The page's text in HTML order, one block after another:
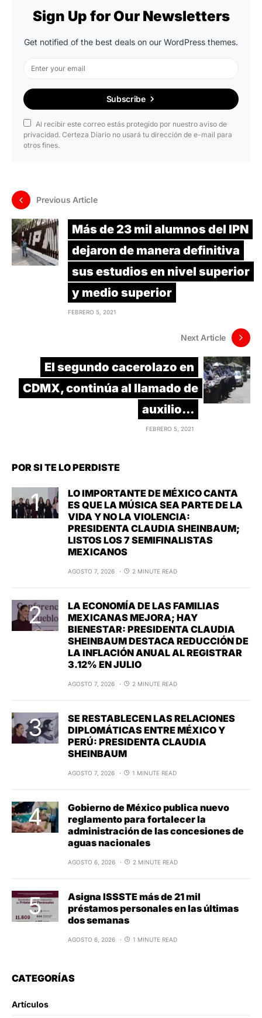
Sign Up for Our Newsletters
Get notified of the best deals on our WordPress themes.
Subscribe
Al recibir este correo estás protegido por nuestro aviso de
privacidad. Certeza Diario no usará tu dirección de e-mail para
otros fines.
Previous Article
Más de 23 mil alumnos del IPN
dejaron de manera definitiva
sus estudios en nivel superior
y medio superior
FEBRERO 5, 2021
Next Article
El segundo cacerolazo en
CDMX, continúa al llamado de
auxilio...
FEBRERO 5, 2021
POR SI TE LO PERDISTE
LO IMPORTANTE DE MÉXICO CANTA
ES QUE LA MÚSICA SEA PARTE DE LA
VIDA Y NO LA VIOLENCIA:
PRESIDENTA CLAUDIA SHEINBAUM;
LISTOS LOS 7 SEMIFINALISTAS
MEXICANOS
AGOSTO 7, 2026 2 MINUTE READ
LA ECONOMÍA DE LAS FAMILIAS
MEXICANAS MEJORA; HAY
BIENESTAR: PRESIDENTA CLAUDIA
SHEINBAUM DESTACA REDUCCIÓN DE
LA INFLACIÓN ANUAL AL REGISTRAR
3.12% EN JULIO
AGOSTO 7, 2026 2 MINUTE READ
SE RESTABLECEN LAS RELACIONES
DIPLOMÁTICAS ENTRE MÉXICO Y
PERÚ: PRESIDENTA CLAUDIA
SHEINBAUM
AGOSTO 7, 2026 1 MINUTE READ
Gobierno de México publica nuevo
reglamento para fortalecer la
administración de las concesiones de
aguas nacionales
AGOSTO 6, 2026 2 MINUTE READ
Asigna ISSSTE más de 21 mil
préstamos personales en las últimas
dos semanas
AGOSTO 6, 2026 1 MINUTE READ
CATEGORÍAS
Artículos